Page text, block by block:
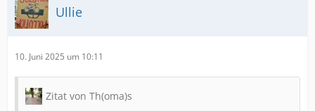
Ullie
10. Juni 2025 um 10:11
Zitat von Th(oma)s